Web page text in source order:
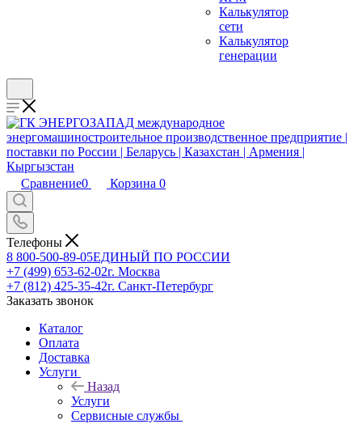
Калькулятор
сети
Калькулятор
генерации
Сравнение0 Корзина 0
Телефоны
8 800-500-89-05ЕДИНЫЙ ПО РОССИИ
+7 (499) 653-62-02г. Москва
+7 (812) 425-35-42г. Санкт-Петербург
Заказать звонок
Каталог
Оплата
Доставка
Услуги
Назад
Услуги
Сервисные службы